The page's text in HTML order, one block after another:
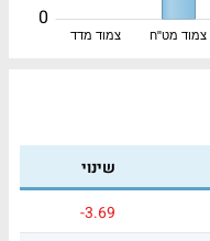
צמוד מדד צמוד מט"ח
0
שינוי
-3.69